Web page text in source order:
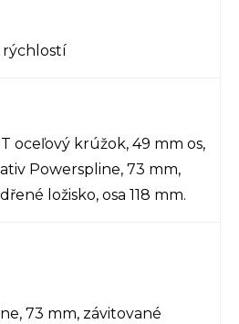
rýchlostí
oceľový krúžok, 49 mm os,
Powerspline, 73 mm,
ložisko, osa 118 mm.
73 mm, závitované